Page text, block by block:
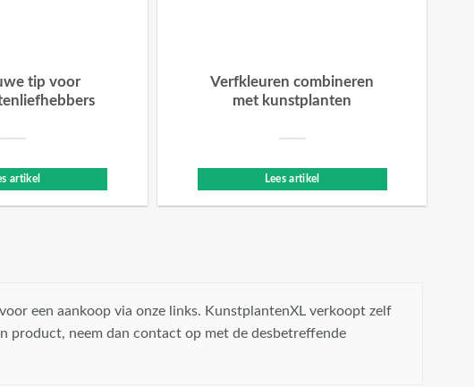
tip voor
artikel
Verfkleuren combineren
met kunstplanten
Lees artikel
een aankoop via onze links. KunstplantenXL verkoopt zelf
product, neem dan contact op met de desbetreffende